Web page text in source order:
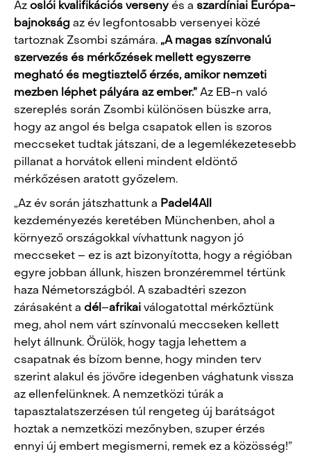
Az oslói kvalifikációs verseny és a szardíniai Európa-
bajnokság az év legfontosabb versenyei közé
tartoznak Zsombi számára. „A magas színvonalú
szervezés és mérkőzések mellett egyszerre
megható és megtisztelő érzés, amikor nemzeti
mezben léphet pályára az ember.” Az EB-n való
szereplés során Zsombi különösen büszke arra,
hogy az angol és belga csapatok ellen is szoros
meccseket tudtak játszani, de a legemlékezetesebb
pillanat a horvátok elleni mindent eldöntő
mérkőzésen aratott győzelem.
„Az év során játszhattunk a Padel4All
kezdeményezés keretében Münchenben, ahol a
környező országokkal vívhattunk nagyon jó
meccseket – ez is azt bizonyította, hogy a régióban
egyre jobban állunk, hiszen bronzéremmel tértünk
haza Németországból. A szabadtéri szezon
zárásaként a dél –afrikai válogatottal mérkőztünk
meg, ahol nem várt színvonalú meccseken kellett
helyt állnunk. Örülök, hogy tagja lehettem a
csapatnak és bízom benne, hogy minden terv
szerint alakul és jövőre idegenben vághatunk vissza
az ellenfelünknek. A nemzetközi túrák a
tapasztalatszerzésen túl rengeteg új barátságot
hoztak a nemzetközi mezőnyben, szuper érzés
ennyi új embert megismerni, remek ez a közösség!”